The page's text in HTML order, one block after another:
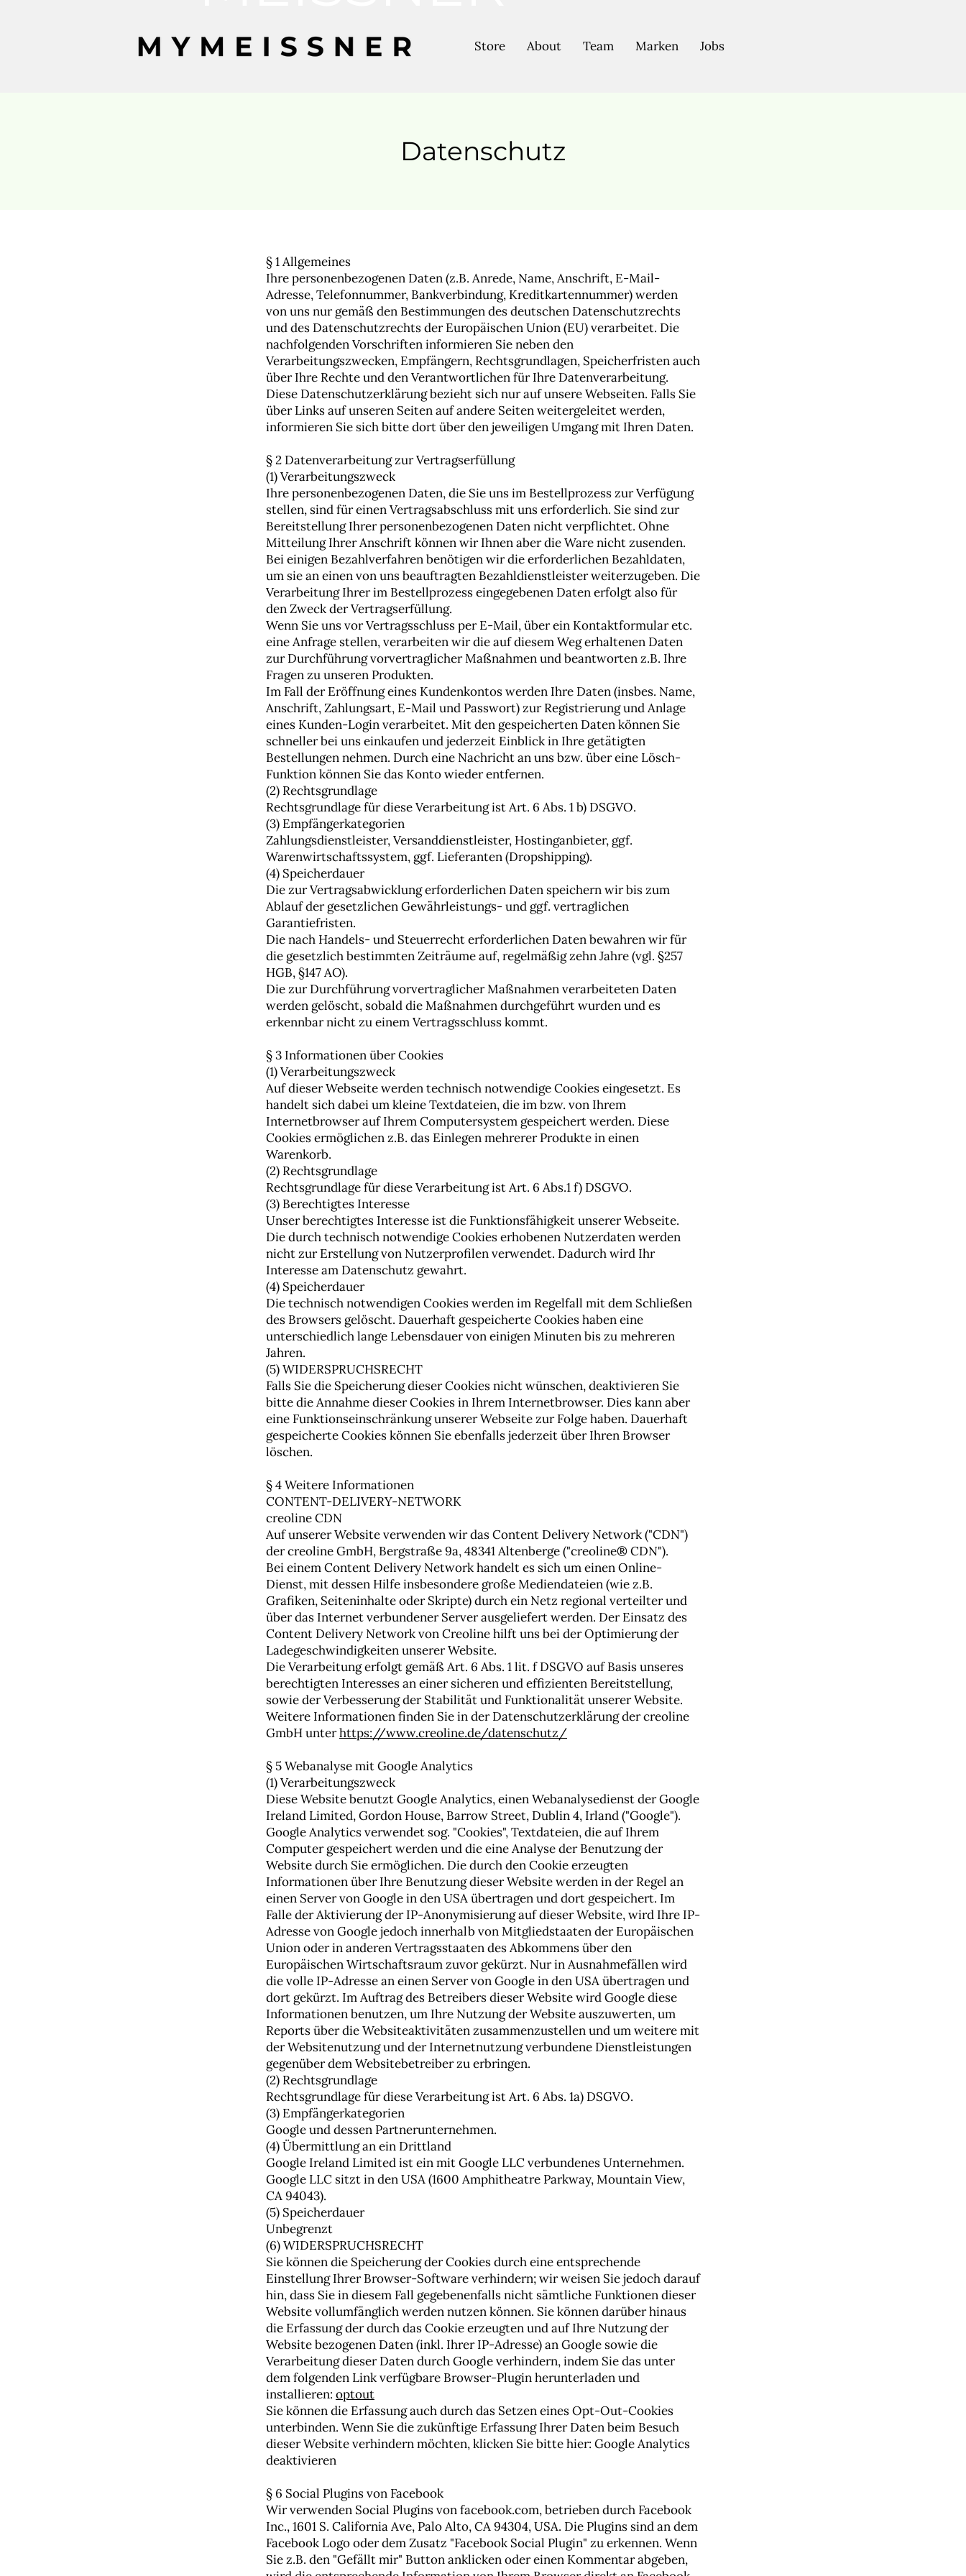
Store About Team Marken Jobs
Datenschutz
§ 1 Allgemeines
Ihre personenbezogenen Daten (z.B. Anrede, Name, Anschrift, E-Mail-
Adresse, Telefonnummer, Bankverbindung, Kreditkartennummer) werden
von uns nur gemäß den Bestimmungen des deutschen Datenschutzrechts
und des Datenschutzrechts der Europäischen Union (EU) verarbeitet. Die
nachfolgenden Vorschriften informieren Sie neben den
Verarbeitungszwecken, Empfängern, Rechtsgrundlagen, Speicherfristen auch
über Ihre Rechte und den Verantwortlichen für Ihre Datenverarbeitung.
Diese Datenschutzerklärung bezieht sich nur auf unsere Webseiten. Falls Sie
über Links auf unseren Seiten auf andere Seiten weitergeleitet werden,
informieren Sie sich bitte dort über den jeweiligen Umgang mit Ihren Daten.
§ 2 Datenverarbeitung zur Vertragserfüllung
(1) Verarbeitungszweck
Ihre personenbezogenen Daten, die Sie uns im Bestellprozess zur Verfügung
stellen, sind für einen Vertragsabschluss mit uns erforderlich. Sie sind zur
Bereitstellung Ihrer personenbezogenen Daten nicht verpflichtet. Ohne
Mitteilung Ihrer Anschrift können wir Ihnen aber die Ware nicht zusenden.
Bei einigen Bezahlverfahren benötigen wir die erforderlichen Bezahldaten,
um sie an einen von uns beauftragten Bezahldienstleister weiterzugeben. Die
Verarbeitung Ihrer im Bestellprozess eingegebenen Daten erfolgt also für
den Zweck der Vertragserfüllung.
Wenn Sie uns vor Vertragsschluss per E-Mail, über ein Kontaktformular etc.
eine Anfrage stellen, verarbeiten wir die auf diesem Weg erhaltenen Daten
zur Durchführung vorvertraglicher Maßnahmen und beantworten z.B. Ihre
Fragen zu unseren Produkten.
Im Fall der Eröffnung eines Kundenkontos werden Ihre Daten (insbes. Name,
Anschrift, Zahlungsart, E-Mail und Passwort) zur Registrierung und Anlage
eines Kunden-Login verarbeitet. Mit den gespeicherten Daten können Sie
schneller bei uns einkaufen und jederzeit Einblick in Ihre getätigten
Bestellungen nehmen. Durch eine Nachricht an uns bzw. über eine Lösch-
Funktion können Sie das Konto wieder entfernen.
(2) Rechtsgrundlage
Rechtsgrundlage für diese Verarbeitung ist Art. 6 Abs. 1 b) DSGVO.
(3) Empfängerkategorien
Zahlungsdienstleister, Versanddienstleister, Hostinganbieter, ggf.
Warenwirtschaftssystem, ggf. Lieferanten (Dropshipping).
(4) Speicherdauer
Die zur Vertragsabwicklung erforderlichen Daten speichern wir bis zum
Ablauf der gesetzlichen Gewährleistungs- und ggf. vertraglichen
Garantiefristen.
Die nach Handels- und Steuerrecht erforderlichen Daten bewahren wir für
die gesetzlich bestimmten Zeiträume auf, regelmäßig zehn Jahre (vgl. §257
HGB, §147 AO).
Die zur Durchführung vorvertraglicher Maßnahmen verarbeiteten Daten
werden gelöscht, sobald die Maßnahmen durchgeführt wurden und es
erkennbar nicht zu einem Vertragsschluss kommt.
§ 3 Informationen über Cookies
(1) Verarbeitungszweck
Auf dieser Webseite werden technisch notwendige Cookies eingesetzt. Es
handelt sich dabei um kleine Textdateien, die im bzw. von Ihrem
Internetbrowser auf Ihrem Computersystem gespeichert werden. Diese
Cookies ermöglichen z.B. das Einlegen mehrerer Produkte in einen
Warenkorb.
(2) Rechtsgrundlage
Rechtsgrundlage für diese Verarbeitung ist Art. 6 Abs.1 f) DSGVO.
(3) Berechtigtes Interesse
Unser berechtigtes Interesse ist die Funktionsfähigkeit unserer Webseite.
Die durch technisch notwendige Cookies erhobenen Nutzerdaten werden
nicht zur Erstellung von Nutzerprofilen verwendet. Dadurch wird Ihr
Interesse am Datenschutz gewahrt.
(4) Speicherdauer
Die technisch notwendigen Cookies werden im Regelfall mit dem Schließen
des Browsers gelöscht. Dauerhaft gespeicherte Cookies haben eine
unterschiedlich lange Lebensdauer von einigen Minuten bis zu mehreren
Jahren.
(5) WIDERSPRUCHSRECHT
Falls Sie die Speicherung dieser Cookies nicht wünschen, deaktivieren Sie
bitte die Annahme dieser Cookies in Ihrem Internetbrowser. Dies kann aber
eine Funktionseinschränkung unserer Webseite zur Folge haben. Dauerhaft
gespeicherte Cookies können Sie ebenfalls jederzeit über Ihren Browser
löschen.
§ 4 Weitere Informationen
CONTENT-DELIVERY-NETWORK
creoline CDN
Auf unserer Website verwenden wir das Content Delivery Network ("CDN")
der creoline GmbH, Bergstraße 9a, 48341 Altenberge ("creoline® CDN").
Bei einem Content Delivery Network handelt es sich um einen Online-
Dienst, mit dessen Hilfe insbesondere große Mediendateien (wie z.B.
Grafiken, Seiteninhalte oder Skripte) durch ein Netz regional verteilter und
über das Internet verbundener Server ausgeliefert werden. Der Einsatz des
Content Delivery Network von Creoline hilft uns bei der Optimierung der
Ladegeschwindigkeiten unserer Website.
Die Verarbeitung erfolgt gemäß Art. 6 Abs. 1 lit. f DSGVO auf Basis unseres
berechtigten Interesses an einer sicheren und effizienten Bereitstellung,
sowie der Verbesserung der Stabilität und Funktionalität unserer Website.
Weitere Informationen finden Sie in der Datenschutzerklärung der creoline
GmbH unterhttps://www.creoline.de/datenschutz/
§ 5 Webanalyse mit Google Analytics
(1) Verarbeitungszweck
Diese Website benutzt Google Analytics, einen Webanalysedienst der Google
Ireland Limited, Gordon House, Barrow Street, Dublin 4, Irland ("Google").
Google Analytics verwendet sog. "Cookies", Textdateien, die auf Ihrem
Computer gespeichert werden und die eine Analyse der Benutzung der
Website durch Sie ermöglichen. Die durch den Cookie erzeugten
Informationen über Ihre Benutzung dieser Website werden in der Regel an
einen Server von Google in den USA übertragen und dort gespeichert. Im
Falle der Aktivierung der IP-Anonymisierung auf dieser Website, wird Ihre IP-
Adresse von Google jedoch innerhalb von Mitgliedstaaten der Europäischen
Union oder in anderen Vertragsstaaten des Abkommens über den
Europäischen Wirtschaftsraum zuvor gekürzt. Nur in Ausnahmefällen wird
die volle IP-Adresse an einen Server von Google in den USA übertragen und
dort gekürzt. Im Auftrag des Betreibers dieser Website wird Google diese
Informationen benutzen, um Ihre Nutzung der Website auszuwerten, um
Reports über die Websiteaktivitäten zusammenzustellen und um weitere mit
der Websitenutzung und der Internetnutzung verbundene Dienstleistungen
gegenüber dem Websitebetreiber zu erbringen.
(2) Rechtsgrundlage
Rechtsgrundlage für diese Verarbeitung ist Art. 6 Abs. 1a) DSGVO.
(3) Empfängerkategorien
Google und dessen Partnerunternehmen.
(4) Übermittlung an ein Drittland
Google Ireland Limited ist ein mit Google LLC verbundenes Unternehmen.
Google LLC sitzt in den USA (1600 Amphitheatre Parkway, Mountain View,
CA 94043).
(5) Speicherdauer
Unbegrenzt
(6) WIDERSPRUCHSRECHT
Sie können die Speicherung der Cookies durch eine entsprechende
Einstellung Ihrer Browser-Software verhindern; wir weisen Sie jedoch darauf
hin, dass Sie in diesem Fall gegebenenfalls nicht sämtliche Funktionen dieser
Website vollumfänglich werden nutzen können. Sie können darüber hinaus
die Erfassung der durch das Cookie erzeugten und auf Ihre Nutzung der
Website bezogenen Daten (inkl. Ihrer IP-Adresse) an Google sowie die
Verarbeitung dieser Daten durch Google verhindern, indem Sie das unter
dem folgenden Link verfügbare Browser-Plugin herunterladen und
installieren: optout
Sie können die Erfassung auch durch das Setzen eines Opt-Out-Cookies
unterbinden. Wenn Sie die zukünftige Erfassung Ihrer Daten beim Besuch
dieser Website verhindern möchten, klicken Sie bitte hier: Google Analytics
deaktivieren
§ 6 Social Plugins von Facebook
Wir verwenden Social Plugins von facebook.com, betrieben durch Facebook
Inc., 1601 S. California Ave, Palo Alto, CA 94304, USA. Die Plugins sind an dem
Facebook Logo oder dem Zusatz "Facebook Social Plugin" zu erkennen. Wenn
Sie z.B. den "Gefällt mir" Button anklicken oder einen Kommentar abgeben,